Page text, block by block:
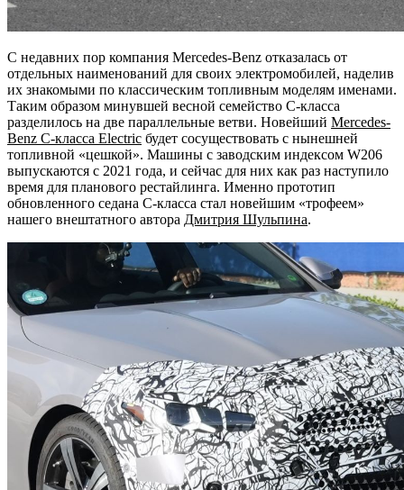
С недавних пор компания Mercedes-Benz отказалась от
отдельных наименований для своих электромобилей, наделив
их знакомыми по классическим топливным моделям именами.
Таким образом минувшей весной семейство C-класса
разделилось на две параллельные ветви. Новейший Mercedes-
Benz C-класса Electric будет сосуществовать с нынешней
топливной «цешкой». Машины с заводским индексом W206
выпускаются с 2021 года, и сейчас для них как раз наступило
время для планового рестайлинга. Именно прототип
обновленного седана C-класса стал новейшим «трофеем»
нашего внештатного автора Дмитрия Шульпина.